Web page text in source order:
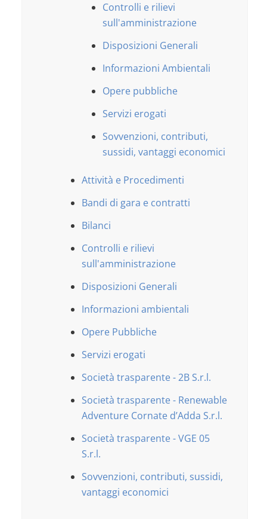
Controlli e rilievi
sull'amministrazione
Disposizioni Generali
Informazioni Ambientali
Opere pubbliche
Servizi erogati
Sovvenzioni, contributi,
sussidi, vantaggi economici
Attività e Procedimenti
Bandi di gara e contratti
Bilanci
Controlli e rilievi
sull'amministrazione
Disposizioni Generali
Informazioni ambientali
Opere Pubbliche
Servizi erogati
Società trasparente - 2B S.r.l.
Società trasparente - Renewable
Adventure Cornate d’Adda S.r.l.
Società trasparente - VGE 05
S.r.l.
Sovvenzioni, contributi, sussidi,
vantaggi economici